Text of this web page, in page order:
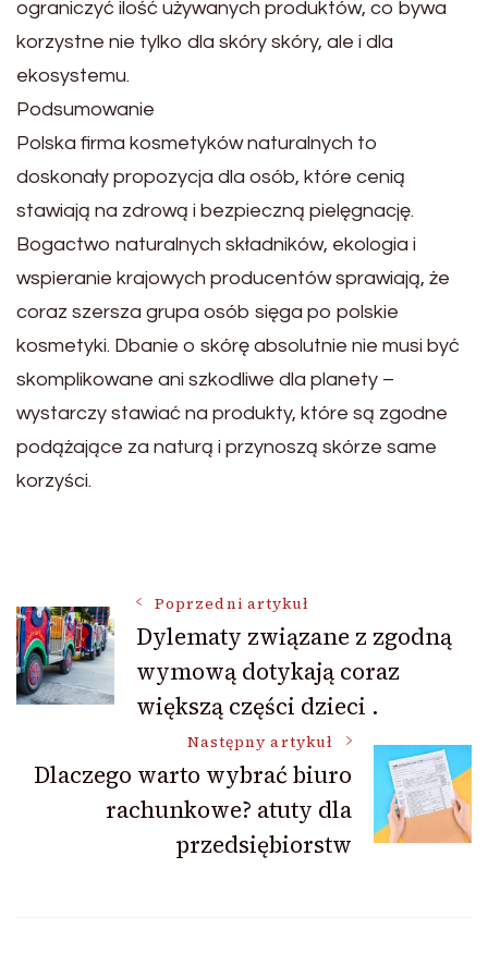
ograniczyć ilość używanych produktów, co bywa
korzystne nie tylko dla skóry skóry, ale i dla
ekosystemu.
Podsumowanie
Polska firma kosmetyków naturalnych to
doskonały propozycja dla osób, które cenią
stawiają na zdrową i bezpieczną pielęgnację.
Bogactwo naturalnych składników, ekologia i
wspieranie krajowych producentów sprawiają, że
coraz szersza grupa osób sięga po polskie
kosmetyki. Dbanie o skórę absolutnie nie musi być
skomplikowane ani szkodliwe dla planety –
wystarczy stawiać na produkty, które są zgodne
podążające za naturą i przynoszą skórze same
korzyści.
Nawigacja
wpisu
Poprzedni artykuł
Dylematy związane z zgodną
wymową dotykają coraz
większą części dzieci .
Następny artykuł
Dlaczego warto wybrać biuro
rachunkowe? atuty dla
przedsiębiorstw